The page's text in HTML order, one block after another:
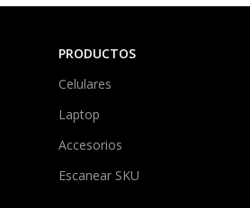
PRODUCTOS
Celulares
Laptop
Accesorios
Escanear SKU